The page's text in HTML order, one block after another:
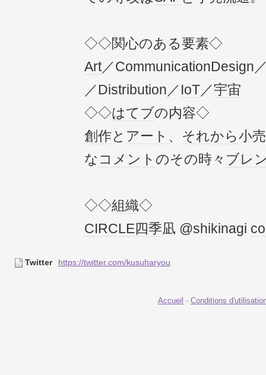
◇◇関心のある要素◇
Art／CommunicationDesign
／Distribution／IoT／宇宙
◇◇はてブの内容◇
創作と アート 、 それから小売
な コメント のその時々 ブレ
◇◇組織◇
CIRCLE四季凪 @shikinagi
Twitter https://twitter.com/kusuharyou
Accueil - Conditions